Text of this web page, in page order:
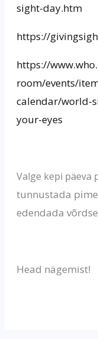
sight-day.htm
https://
https://
room/events/
calendar/world-
your-eyes
Valge kepi päeva
tunnustada
edendada
Head nägemist!